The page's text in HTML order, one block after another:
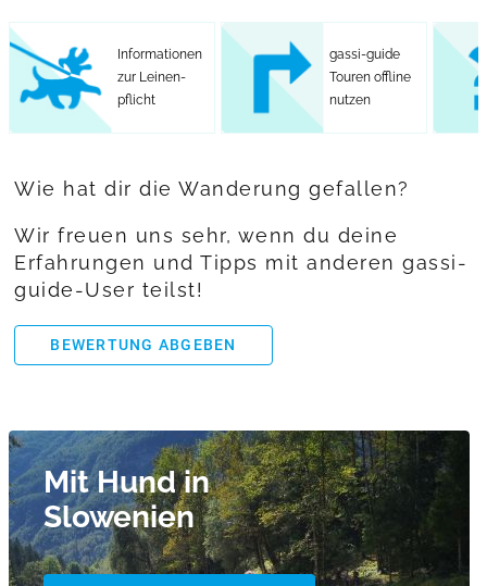
Informationen
zur Leinen-
pflicht
gassi-guide
Touren offline
nutzen
Wie hat dir die Wanderung gefallen?
Wir freuen uns sehr, wenn du deine
Erfahrungen und Tipps mit anderen gassi-
guide-User teilst!
BEWERTUNG ABGEBEN
Mit Hund in
Slowenien